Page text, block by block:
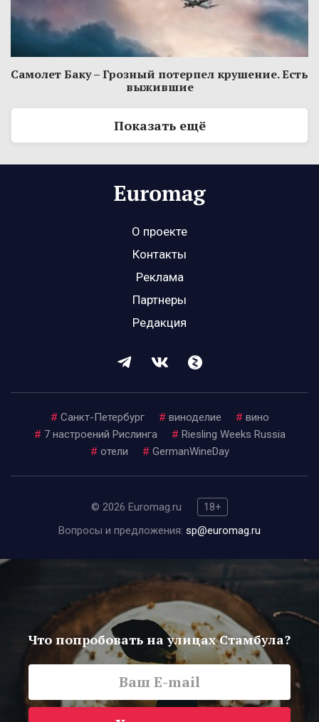
Самолет Баку – Грозный потерпел крушение. Есть
выжившие
Показать ещё
О проекте
Контакты
Реклама
Партнеры
Редакция
# Санкт-Петербург # виноделие # вино
# 7 настроений Рислинга # Riesling Weeks Russia
# отели # GermanWineDay
© 2026 Euromag.ru
18+
Вопросы и предложения: sp@euromag.ru
Что попробовать на улицах Стамбула?